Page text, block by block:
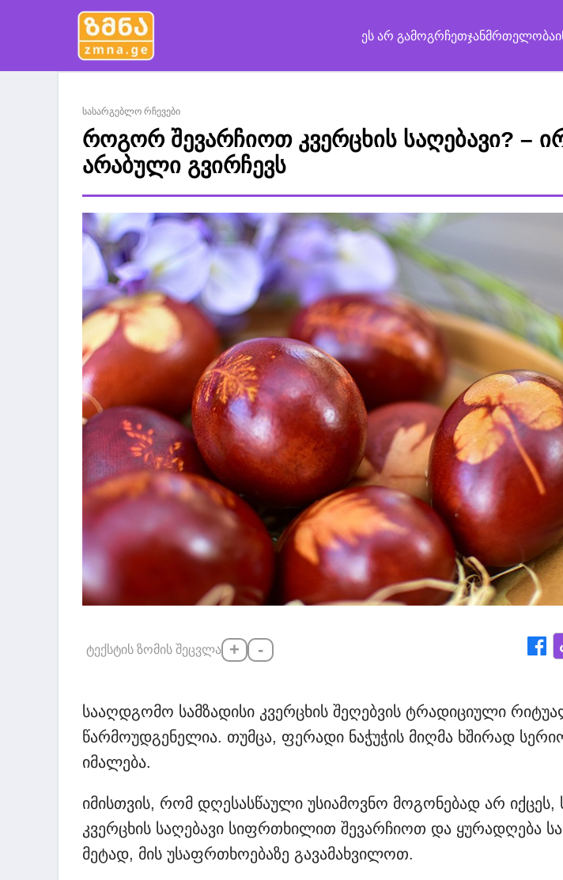
ეს არ გამოგრჩეთჯანმრთელობა
სასარგებლო რჩევები
როგორ შევარჩიოთ კვერცხის საღებავი? –
არაბული გვირჩევს
ტექსტის ზომის შეცვლა + -
სააღდგომო სამზადისი კვერცხის შეღებვის ტრადიციული
წარმოუდგენელია. თუმცა, ფერადი ნაჭუჭის მიღმა ხშირად
იმალება.
იმისთვის, რომ დღესასწაული უსიამოვნო მოგონებად არ იქცეს,
კვერცხის საღებავი სიფრთხილით შევარჩიოთ და ყურადღება
მეტად, მის უსაფრთხოებაზე გავამახვილოთ.